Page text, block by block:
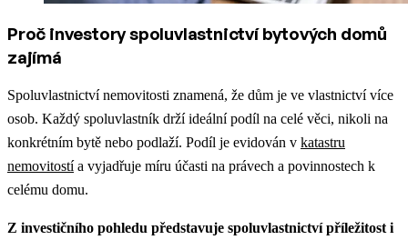
Proč investory spoluvlastnictví bytových domů
zajímá
Spoluvlastnictví nemovitosti znamená, že dům je ve vlastnictví více
osob. Každý spoluvlastník drží ideální podíl na celé věci, nikoli na
konkrétním bytě nebo podlaží. Podíl je evidován v katastru
nemovitostía vyjadřuje míru účasti na právech a povinnostech k
celému domu.
Z investičního pohledu představuje spoluvlastnictví příležitost i